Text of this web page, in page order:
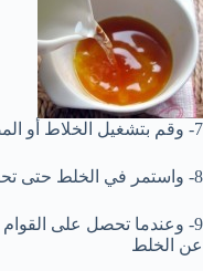
7- وقم بتشغيل الخلاط أو المضرب واخلطهم معا جيدا
8- واستمر في الخلط حتى تحصل على قوام مناسب
9- وعندما تحصل على
عن الخلط